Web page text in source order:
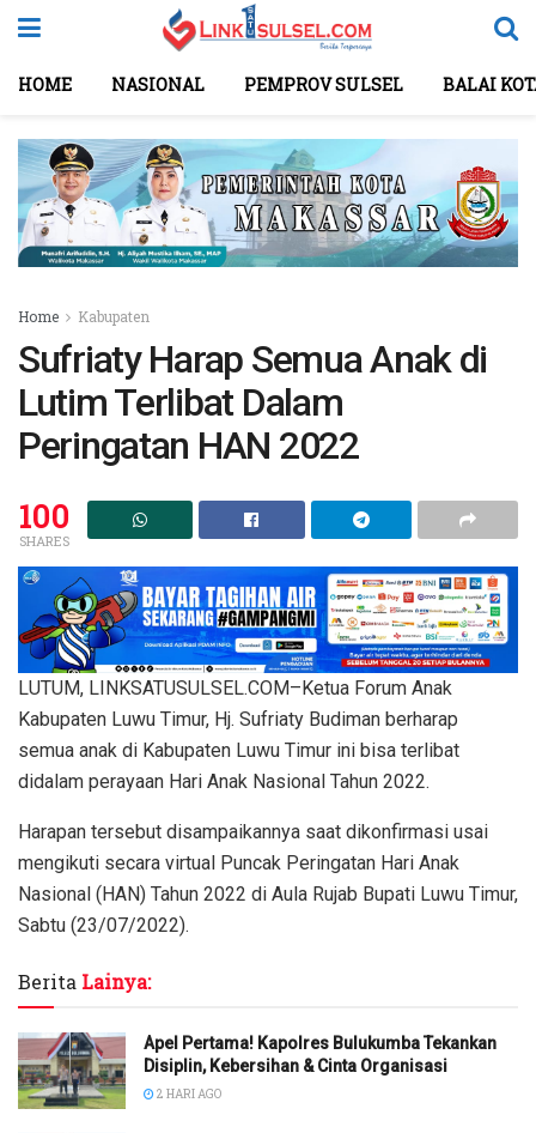
HOME NASIONAL PEMPROV SULSEL BALAI
Home Kabupaten
Sufriaty Harap Semua Anak di
Lutim Terlibat Dalam
Peringatan HAN 2022
100
SHARES
LUTUM, LINKSATUSULSEL.COM–Ketua Forum Anak
Kabupaten Luwu Timur, Hj. Sufriaty Budiman berharap
semua anak di Kabupaten Luwu Timur ini bisa terlibat
didalam perayaan Hari Anak Nasional Tahun 2022.
Harapan tersebut disampaikannya saat dikonfirmasi usai
mengikuti secara virtual Puncak Peringatan Hari Anak
Nasional (HAN) Tahun 2022 di Aula Rujab Bupati Luwu Timur,
Sabtu (23/07/2022).
Berita Lainya:
Apel Pertama! Kapolres Bulukumba Tekankan
Disiplin, Kebersihan & Cinta Organisasi
2 HARI AGO